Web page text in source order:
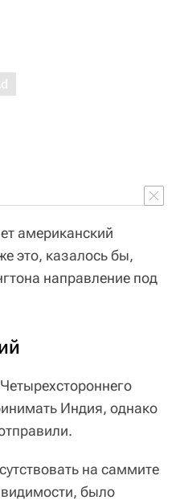
американский
это, казалось бы,
направление под
Индия, однако
на саммите
было